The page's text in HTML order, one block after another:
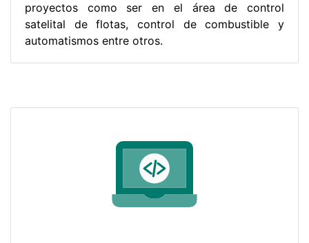
proyectos como ser en el área de control
satelital de flotas, control de combustible y
automatismos entre otros.